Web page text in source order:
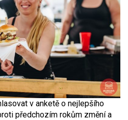
v anketě o nejlepšího
předchozím rokům změní a